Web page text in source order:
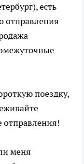
есть
отправления
поездку,
отправления!
меня